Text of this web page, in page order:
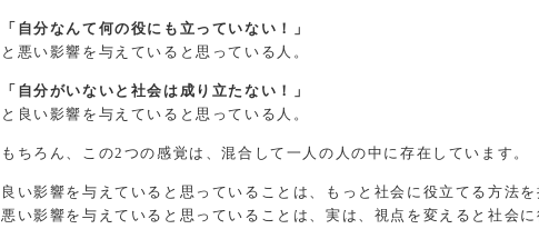
「自分なんて何の役にも立っていない！」
と悪い影響を与えていると思っている人。
「自分がいないと社会は成り立たない！」
と良い影響を与えていると思っている人。
もちろん、この2つの感覚は、混合して一人の人の中に存在しています。
良い影響を与えていると思っていることは、もっと社会に役立てる方法を
悪い影響を与えていると思っていることは、実は、視点を変えると社会